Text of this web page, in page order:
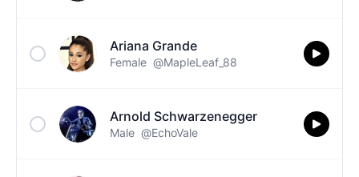
Ariana Grande
Female @MapleLeaf_88
Arnold Schwarzenegger
Male @EchoVale